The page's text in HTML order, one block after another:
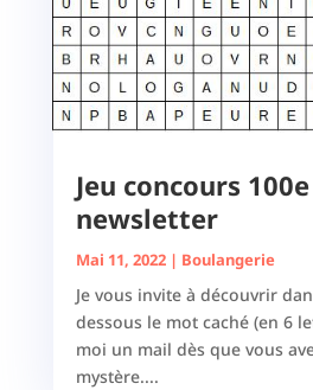
Jeu concours 100e
newsletter
Mai 11, 2022| Boulangerie
Je vous invite à découvrir
dessous le mot caché (en 6
moi un mail dès que vous
mystère....